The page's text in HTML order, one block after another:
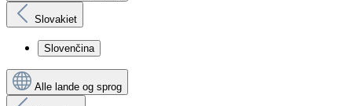
Slovakiet
Slovenčina
Alle lande og sprog